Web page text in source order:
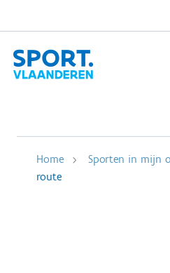
Home Sporten in mijn
route